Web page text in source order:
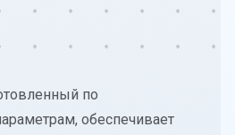
по
обеспечивает